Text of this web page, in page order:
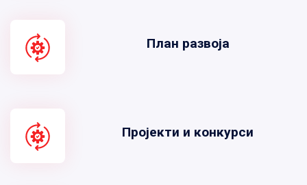
План развоја
Пројекти и конкурси